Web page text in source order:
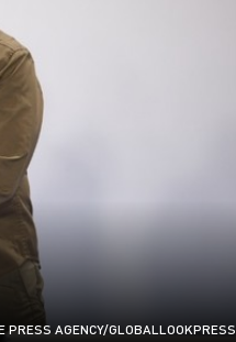
PRESS AGENCY/GLOBALLOOKPRESS